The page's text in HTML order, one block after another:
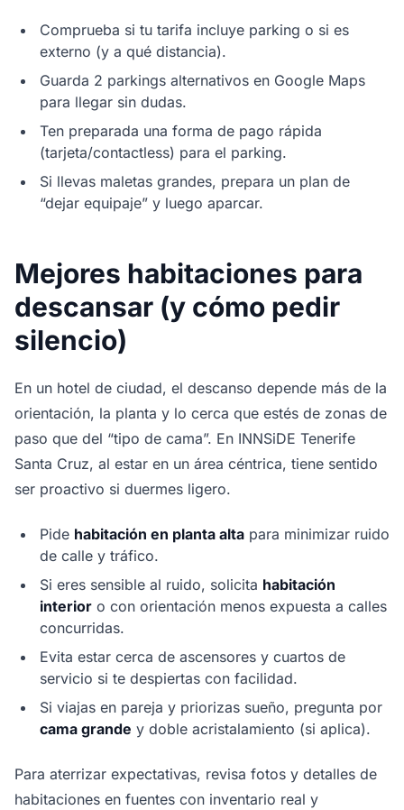
Comprueba si tu tarifa incluye parking o si es
externo (y a qué distancia).
Guarda 2 parkings alternativos en Google Maps
para llegar sin dudas.
Ten preparada una forma de pago rápida
(tarjeta/contactless) para el parking.
Si llevas maletas grandes, prepara un plan de
“dejar equipaje” y luego aparcar.
Mejores habitaciones para
descansar (y cómo pedir
silencio)
En un hotel de ciudad, el descanso depende más de la
orientación, la planta y lo cerca que estés de zonas de
paso que del “tipo de cama”. En INNSiDE Tenerife
Santa Cruz, al estar en un área céntrica, tiene sentido
ser proactivo si duermes ligero.
Pide habitación en planta alta para minimizar ruido
de calle y tráfico.
Si eres sensible al ruido, solicita habitación
interior o con orientación menos expuesta a calles
concurridas.
Evita estar cerca de ascensores y cuartos de
servicio si te despiertas con facilidad.
Si viajas en pareja y priorizas sueño, pregunta por
cama grande y doble acristalamiento (si aplica).
Para aterrizar expectativas, revisa fotos y detalles de
habitaciones en fuentes con inventario real y